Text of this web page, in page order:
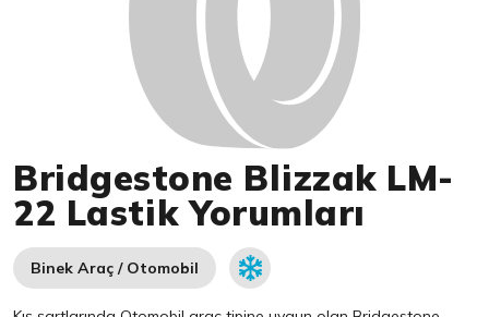
Bridgestone Blizzak LM-
22 Lastik Yorumları
Binek Araç / Otomobil